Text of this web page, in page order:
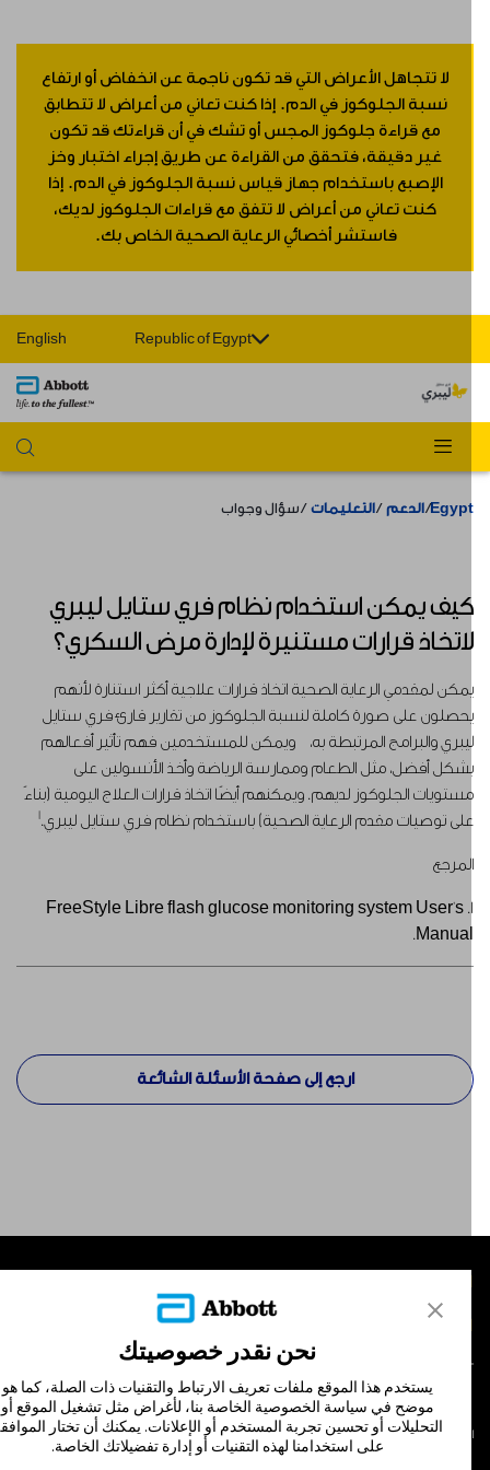
لا تتجاهل الأعراض التي قد تكون ناجمة عن انخفاض أو ارتفاع
نسبة الجلوكوز في الدم. إذا كنت تعاني من أعراض لا تتطابق
مع قراءة جلوكوز المجس أو تشك في أن قراءتك قد تكون
غير دقيقة، فتحقق من القراءة عن طريق إجراء اختبار وخز
الإصبع باستخدام جهاز قياس نسبة الجلوكوز في الدم. إذا
كنت تعاني من أعراض لا تتفق مع قراءات الجلوكوز لديك،
فاستشر أخصائي الرعاية الصحية الخاص بك.
Republic of Egypt
English
الدعم التعليمات سؤال وجواب
يمكن استخدام نظام فري ستايل ليبري
قرارات مستنيرة لإدارة مرض السكري؟
لمقدمي الرعاية الصحية اتخاذ قرارات علاجية أكثر استنارة لأنهم
على صورة كاملة لنسبة الجلوكوز من تقارير قارئ فري ستايل
والبرامج المرتبطة به، ويمكن للمستخدمين فهم تأثير أفعالهم
أفضل، مثل الطعام وممارسة الرياضة وأخذ الأنسولين على
الجلوكوز لديهم. ويمكنهم أيضًا اتخاذ قرارات العلاج اليومية (بناءً
توصيات مقدم الرعاية الصحية) باستخدام نظام فري ستايل ليبري.
1. FreeStyle Libre flash glucose monitoring system User's
ارجع إلى صفحة الأسئلة الشائعة
والأحكام سياسة الخصوصية
نحن نقدر خصوصيتك
يستخدم هذا الموقع ملفات تعريف الارتباط والتقنيات ذات الصلة، كما هو
موضح في سياسة الخصوصية الخاصة بنا، لأغراض مثل تشغيل الموقع أو
التحليلات أو تحسين تجربة المستخدم أو الإعلانات. يمكنك أن تختار الموافقة
على استخدامنا لهذه التقنيات أو إدارة تفضيلاتك الخاصة.